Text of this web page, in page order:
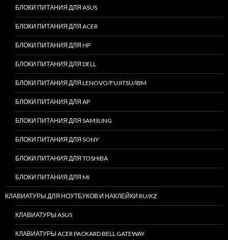
БЛОКИ ПИТАНИЯ ДЛЯ ASUS
БЛОКИ ПИТАНИЯ ДЛЯ ACER
БЛОКИ ПИТАНИЯ ДЛЯ HP
БЛОКИ ПИТАНИЯ ДЛЯ DELL
БЛОКИ ПИТАНИЯ ДЛЯ LENOVO/FUJITSU/IBM
БЛОКИ ПИТАНИЯ ДЛЯ AP
БЛОКИ ПИТАНИЯ ДЛЯ SAMSUNG
БЛОКИ ПИТАНИЯ ДЛЯ SONY
БЛОКИ ПИТАНИЯ ДЛЯ TOSHIBA
БЛОКИ ПИТАНИЯ ДЛЯ MI
КЛАВИАТУРЫ ДЛЯ НОУТБУКОВ И НАКЛЕЙКИ RU/KZ
КЛАВИАТУРЫ ASUS
КЛАВИАТУРЫ ACER PACKARD BELL GATEWAY